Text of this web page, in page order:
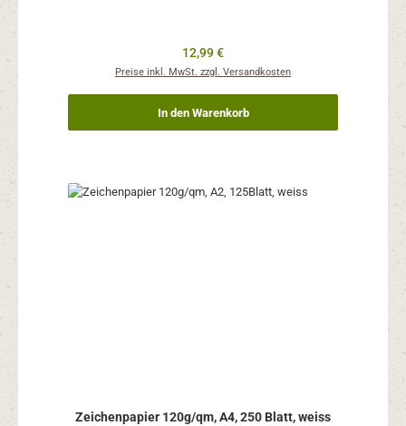
Regulärer Preis:
12,99 €
Preise inkl. MwSt. zzgl. Versandkosten
In den Warenkorb
Zeichenpapier 120g/qm, A4, 250 Blatt, weiss